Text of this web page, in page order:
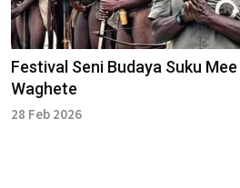
Festival Seni Budaya Suku
Waghete
28 Feb 2026